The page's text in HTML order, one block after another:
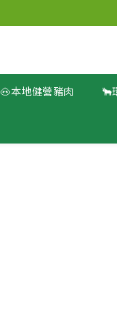
🐽本地健營豬肉 🐂